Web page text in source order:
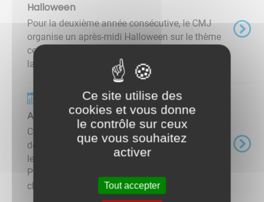
Halloween
Pour la deuxième année consécutive, le CMJ
organise un après-midi Halloween sur le thème
cette fois de la Famille Addams, le 31 octobre à
la salle des Fêtes. ​​​​​​​ Concours de gâteaux, ...
Événements
ANIMATION CHANTS ET CONTES DE NOEL
CHANTS ET CONTES DE NOËL Vendredi 16
décembre de 18 h à 20 h Salle des Fêtes Avec
le PÈRE NOËL La BOÎTE AUX LETTRES DU
PÈRE NOËL Et la chanteuse MINERVA Vin
chaud et chocolat chaud offerts Animation ...
Ce site utilise des
cookies et vous donne
le contrôle sur ceux
que vous souhaitez
activer
Tout accepter